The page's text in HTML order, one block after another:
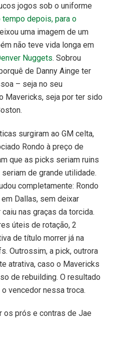
jogos sob o uniforme
depois, para o
uma imagem de um
não teve vida longa em
Nuggets. Sobrou
de Danny Ainge ter
– seja no seu
Mavericks, seja por ter sido
surgiram ao GM celta,
Rondo à preço de
que as picks seriam ruins
de grande utilidade.
completamente: Rondo
Dallas, sem deixar
nas graças da torcida.
úteis de rotação, 2
de título morrer já na
Outrossim, a pick, outrora
atrativa, caso o Mavericks
de rebuilding. O resultado
vencedor nessa troca.
os prós e contras de Jae